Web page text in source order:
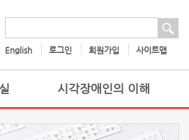
English 로그인 회원가입 사이트맵
시각장애인의 이해